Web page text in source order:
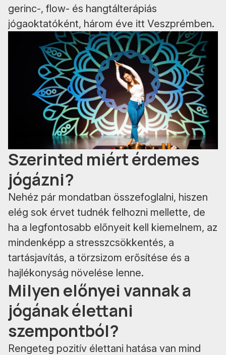
gerinc-, flow- és hangtálterápiás
jógaoktatóként, három éve itt Veszprémben.
Szerinted miért érdemes
jógázni?
Nehéz pár mondatban összefoglalni, hiszen
elég sok érvet tudnék felhozni mellette, de
ha a legfontosabb előnyeit kell kiemelnem, az
mindenképp a stresszcsökkentés, a
tartásjavítás, a törzsizom erősítése és a
hajlékonyság növelése lenne.
Milyen előnyei vannak a
jógának élettani
szempontból?
Rengeteg pozitív élettani hatása van mind